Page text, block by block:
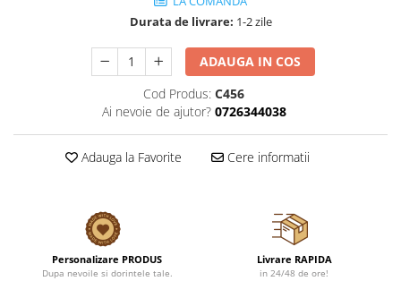
Durata de livrare: 1-2 zile
ADAUGA IN COS
Cod Produs: C456
Ai nevoie de ajutor? 0726344038
Adauga la Favorite Cere informatii
Personalizare PRODUS
Dupa nevoile si dorintele tale.
Livrare RAPIDA
in 24/48 de ore!